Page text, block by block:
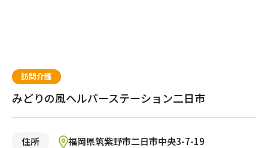
訪問介護
みどりの風ヘルパーステーション二日市
住所
福岡県筑紫野市二日市中央3-7-19